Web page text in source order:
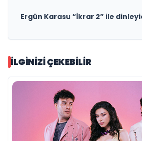
Ergün Karasu “İkrar 2” ile
İLGINIZI ÇEKEBILIR